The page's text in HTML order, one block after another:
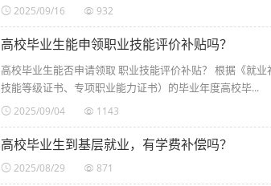
2025/09/16 932
高校毕业生能申领职业技能评价补贴吗？
高校毕业生能否申请领取 职业技能评价补贴？ 根据《就
技能等级证书、专项职业能力证书）的毕业年度高校毕...
2025/09/04 1143
高校毕业生到基层就业，有学费补偿吗？
2025/08/29 871